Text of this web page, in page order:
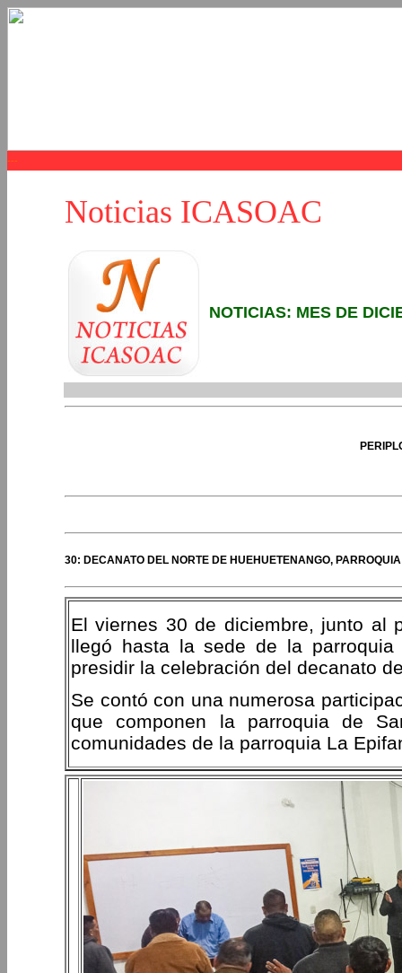
Noticias ICASOAC
NOTICIAS: MES DE
30: DECANATO DEL NORTE DE HUEHUETENANGO,
El viernes 30 de diciembre, junto al
llegó hasta la sede de la
presidir la celebración del decanato
Se contó con una numerosa
que componen la parroquia de
comunidades de la parroquia La